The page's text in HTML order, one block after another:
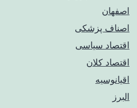
اصفهان
اصناف پزشکی
اقتصاد سیاسی
اقتصاد کلان
اقیانوسیه
البرز